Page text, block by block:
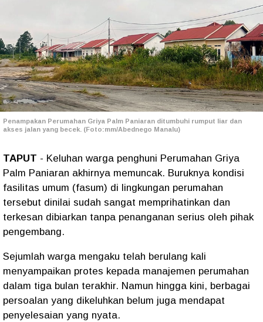
Penampakan Perumahan Griya Palm Paniaran ditumbuhi rumput liar dan
akses jalan yang becek. (Foto:mm/Abednego Manalu)
TAPUT - Keluhan warga penghuni Perumahan Griya
Palm Paniaran akhirnya memuncak. Buruknya kondisi
fasilitas umum (fasum) di lingkungan perumahan
tersebut dinilai sudah sangat memprihatinkan dan
terkesan dibiarkan tanpa penanganan serius oleh pihak
pengembang.
Sejumlah warga mengaku telah berulang kali
menyampaikan protes kepada manajemen perumahan
dalam tiga bulan terakhir. Namun hingga kini, berbagai
persoalan yang dikeluhkan belum juga mendapat
penyelesaian yang nyata.